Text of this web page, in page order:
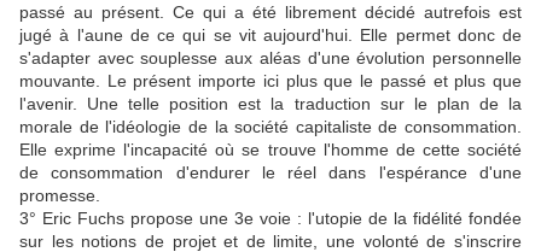
passé au présent. Ce qui a été librement décidé autrefois est
jugé à l'aune de ce qui se vit aujourd'hui. Elle permet donc de
s'adapter avec souplesse aux aléas d'une évolution personnelle
mouvante. Le présent importe ici plus que le passé et plus que
l'avenir. Une telle position est la traduction sur le plan de la
morale de l'idéologie de la société capitaliste de consommation.
Elle exprime l'incapacité où se trouve l'homme de cette société
de consommation d'endurer le réel dans l'espérance d'une
promesse.
3° Eric Fuchs propose une 3e voie : l'utopie de la fidélité fondée
sur les notions de projet et de limite, une volonté de s'inscrire